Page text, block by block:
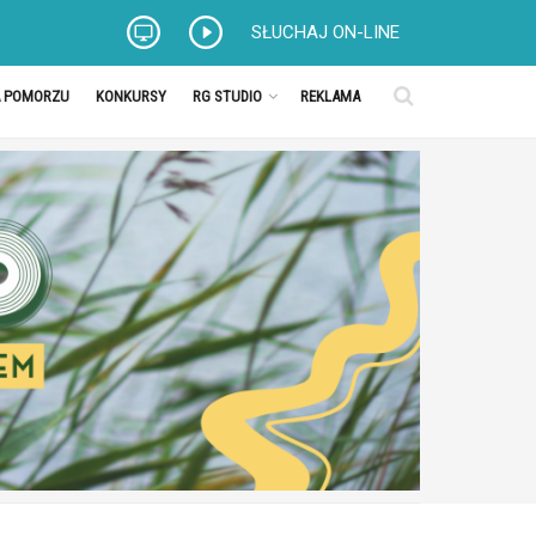
SŁUCHAJ ON-LINE
KONKURSY RG STUDIO REKLAMA